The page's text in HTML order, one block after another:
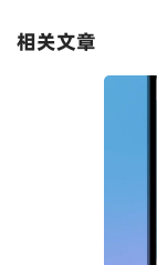
相关文章